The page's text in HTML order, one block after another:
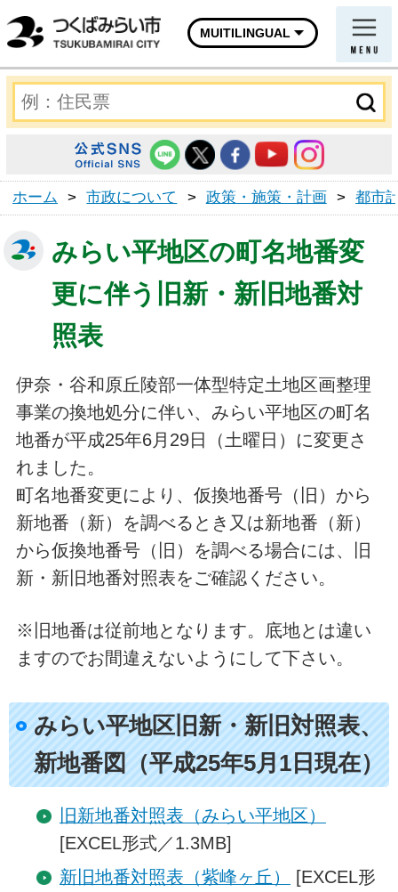
MUITILINGUAL
ホーム > 市政について > 政策・施策・計画 > 都市
みらい平地区の町名地番変
更に伴う旧新・新旧地番対
照表
伊奈・谷和原丘陵部一体型特定土地区画整理
事業の換地処分に伴い、みらい平地区の町名
地番が平成25年6月29日（土曜日）に変更さ
れました。
町名地番変更により、仮換地番号（旧）から
新地番（新）を調べるとき又は新地番（新）
から仮換地番号（旧）を調べる場合には、旧
新・新旧地番対照表をご確認ください。
※旧地番は従前地となります。底地とは違い
ますのでお間違えないようにして下さい。
みらい平地区旧新・新旧対照表、
新地番図（平成25年5月1日現在）
旧新地番対照表（みらい平地区）
[EXCEL形式／1.3MB]
新旧地番対照表（紫峰ヶ丘）
[EXCEL形